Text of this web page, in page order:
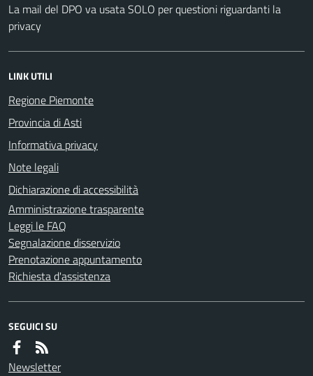
La mail del DPO va usata SOLO per questioni riguardanti la
privacy
LINK UTILI
Regione Piemonte
Provincia di Asti
Informativa privacy
Note legali
Dichiarazione di accessibilità
Amministrazione trasparente
Leggi le FAQ
Segnalazione disservizio
Prenotazione appuntamento
Richiesta d'assistenza
SEGUICI SU
Newsletter